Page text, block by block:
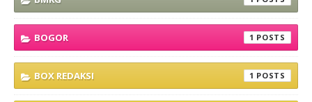
BOGOR 1
BOX REDAKSI 1